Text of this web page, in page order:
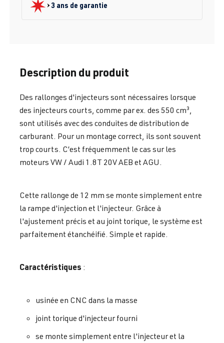
3 ans de garantie
Description du produit
Des rallonges d'injecteurs sont nécessaires lorsque
des injecteurs courts, comme par ex. des 550 cm³,
sont utilisés avec des conduites de distribution de
carburant. Pour un montage correct, ils sont souvent
trop courts. C’est fréquemment le cas sur les
moteurs VW / Audi 1.8T 20V AEB et AGU.
Cette rallonge de 12 mm se monte simplement entre
la rampe d'injection et l'injecteur. Grâce à
l'ajustement précis et au joint torique, le système est
parfaitement étanchéifié. Simple et rapide.
Caractéristiques :
usinée en CNC dans la masse
joint torique d'injecteur fourni
se monte simplement entre l'injecteur et la